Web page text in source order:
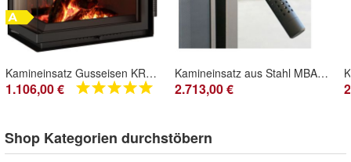
Kamineinsatz Gusseisen KRATKI SIMPLE links 8 kW Ø 150
1.106,00 €
Kamineinsatz aus Stahl MBA 17 kW Ø 200 Doppelverglassung
2.713,00 €
Shop Kategorien durchstöbern